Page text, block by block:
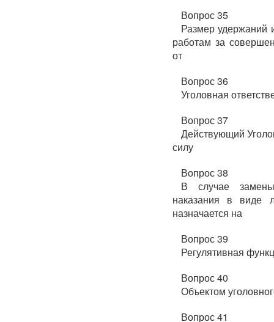
Вопрос 35
Размер удержаний
работам за
от
Вопрос 36
Уголовная
Вопрос 37
Действующий
силу
Вопрос 38
В случае
наказания в виде
назначается на
Вопрос 39
Регулятивная
Вопрос 40
Объектом
Вопрос 41